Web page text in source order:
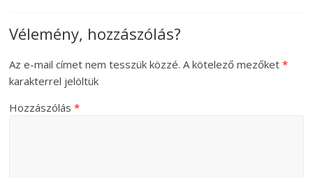
Vélemény, hozzászólás?
Az e-mail címet nem tesszük közzé. A kötelező mezőket*
karakterrel jelöltük
Hozzászólás*